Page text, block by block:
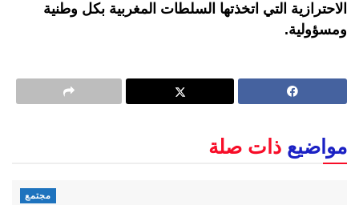
الاحترازية التي اتخذتها السلطات المغربية بكل وطنية
ومسؤولية.
مواضيع ذات صلة
مجتمع